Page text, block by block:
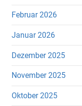
Februar 2026
Januar 2026
Dezember 2025
November 2025
Oktober 2025